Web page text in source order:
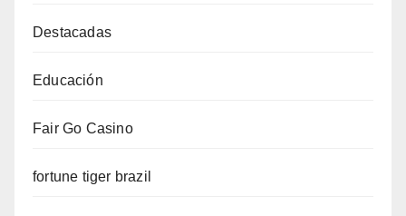
Destacadas
Educación
Fair Go Casino
fortune tiger brazil